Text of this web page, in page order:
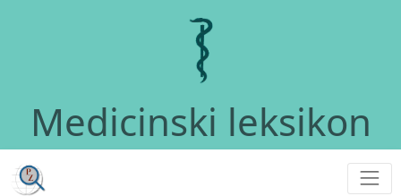
Medicinski leksikon